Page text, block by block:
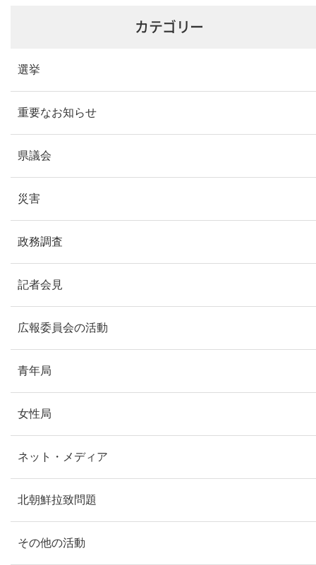
カテゴリー
選挙
重要なお知らせ
県議会
災害
政務調査
記者会見
広報委員会の活動
青年局
女性局
ネット・メディア
北朝鮮拉致問題
その他の活動